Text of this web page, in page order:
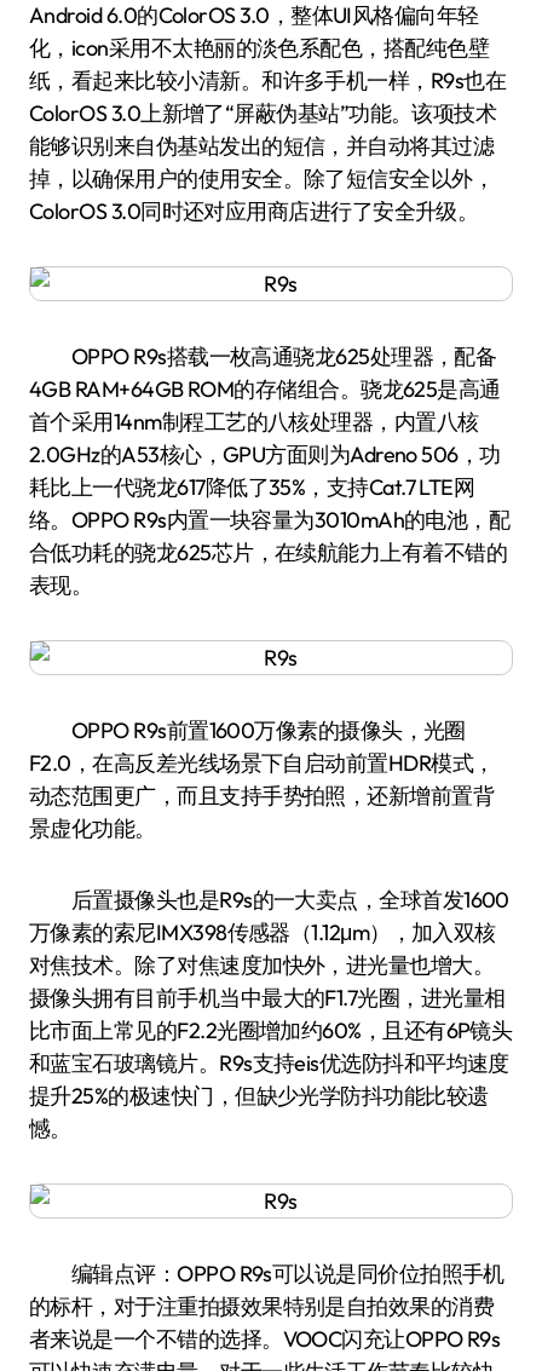
Android 6.0的ColorOS 3.0，整体UI风格偏向年轻
化，icon采用不太艳丽的淡色系配色，搭配纯色壁
纸，看起来比较小清新。和许多手机一样，R9s也在
ColorOS 3.0上新增了“屏蔽伪基站”功能。该项技术
能够识别来自伪基站发出的短信，并自动将其过滤
掉，以确保用户的使用安全。除了短信安全以外，
ColorOS 3.0同时还对应用商店进行了安全升级。
OPPO R9s搭载一枚高通骁龙625处理器，配备
4GB RAM+64GB ROM的存储组合。骁龙625是高通
首个采用14nm制程工艺的八核处理器，内置八核
2.0GHz的A53核心，GPU方面则为Adreno 506，功
耗比上一代骁龙617降低了35%，支持Cat.7 LTE网
络。OPPO R9s内置一块容量为3010mAh的电池，配
合低功耗的骁龙625芯片，在续航能力上有着不错的
表现。
OPPO R9s前置1600万像素的摄像头，光圈
F2.0，在高反差光线场景下自启动前置HDR模式，
动态范围更广，而且支持手势拍照，还新增前置背
景虚化功能。
后置摄像头也是R9s的一大卖点，全球首发1600
万像素的索尼IMX398传感器（1.12μm），加入双核
对焦技术。除了对焦速度加快外，进光量也增大。
摄像头拥有目前手机当中最大的F1.7光圈，进光量相
比市面上常见的F2.2光圈增加约60%，且还有6P镜头
和蓝宝石玻璃镜片。R9s支持eis优选防抖和平均速度
提升25%的极速快门，但缺少光学防抖功能比较遗
憾。
编辑点评：OPPO R9s可以说是同价位拍照手机
的标杆，对于注重拍摄效果特别是自拍效果的消费
者来说是一个不错的选择。VOOC闪充让OPPO R9s